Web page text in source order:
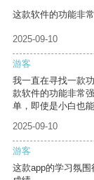
这款软件的功能非
2025-09-10
游客
我一直在寻找一款
款软件的功能非常
单，即使是小白也能
2025-09-10
游客
这款app的学习氛